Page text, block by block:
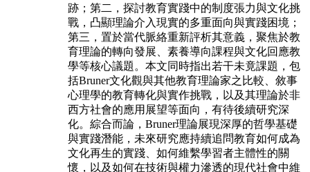
跡；第二，探討教育實踐中的制度張力與文化挑
戰，凸顯理論介入現實的多重面向與實踐困境；
第三，置於當代脈絡重新評析其意義，聚焦於教
育理論的轉向發展、素養導向課程與文化回應教
學等核心議題。 本文同時指出若干未竟課題，包
括Bruner文化觀與其他教育理論家之比較、敘事
心理學的教育轉化與實作挑戰，以及其理論於非
西方社會的應用展望等面向，有待後續研究深
化。綜合而論，Bruner理論展現深厚的哲學基礎
與實踐潛能，未來研究應持續追問教育如何成為
文化再生的實踐、如何維繫學習者主體性的關
懷，以及如何在技術與權力滲透的現代社會中維